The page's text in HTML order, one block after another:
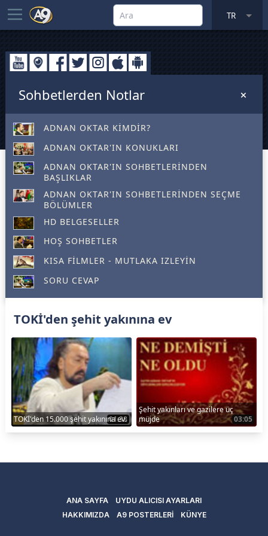
TR
Sohbetlerden Notlar
ADNAN OKTAR KIMDIR?
ADNAN OKTAR'IN KONUKLARI
ADNAN OKTAR'IN SOHBETLERINDEN
BAŞLIKLAR
ADNAN OKTAR'IN SOHBETLERINDEN SEÇME
BÖLÜMLER
HD BELGESELLER
HOŞ SOHBETLER
KISA FILMLER - MUTLAKA IZLEYIN
SORU CEVAP
TOKİ'den şehit yakınına ev
01:38
TOKİ'den 15.000 şehit yakınına ev. 03:05
Şehit yakınları ve gazilere üç
müjde
ANA SAYFA
UYDU ALICISI AYARLARI
HAKKIMIZDA
A9 POSTERLERİ KÜNYE